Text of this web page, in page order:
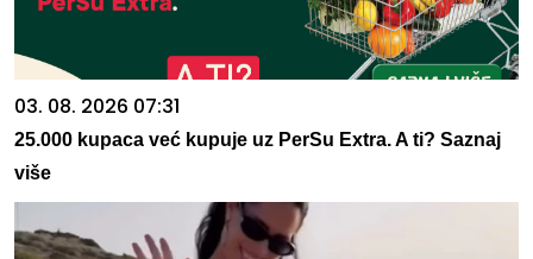
03. 08. 2026 07:31
25.000 kupaca već kupuje uz PerSu Extra. A ti? Saznaj
više